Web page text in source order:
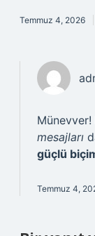
Temmuz 4, 2026
Münevver!
mesajları
güçlü
Temmuz 4,